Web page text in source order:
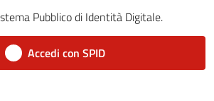
Pubblico di Identità Digitale.
Accedi con SPID